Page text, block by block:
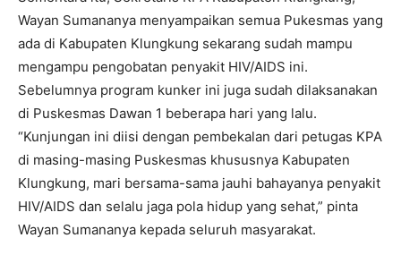
Wayan Sumananya menyampaikan semua Pukesmas yang
ada di Kabupaten Klungkung sekarang sudah mampu
mengampu pengobatan penyakit HIV/AIDS ini.
Sebelumnya program kunker ini juga sudah dilaksanakan
di Puskesmas Dawan 1 beberapa hari yang lalu.
“Kunjungan ini diisi dengan pembekalan dari petugas KPA
di masing-masing Puskesmas khususnya Kabupaten
Klungkung, mari bersama-sama jauhi bahayanya penyakit
HIV/AIDS dan selalu jaga pola hidup yang sehat,” pinta
Wayan Sumananya kepada seluruh masyarakat.